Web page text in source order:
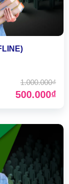
1.000.000₫
500.000₫